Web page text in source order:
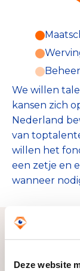
Deze website
We willen
kansen zich
Nederland
van
willen het
een zetje en
wanneer